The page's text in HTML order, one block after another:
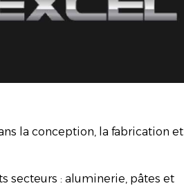
la conception, la fabrication et
secteurs : aluminerie, pâtes et